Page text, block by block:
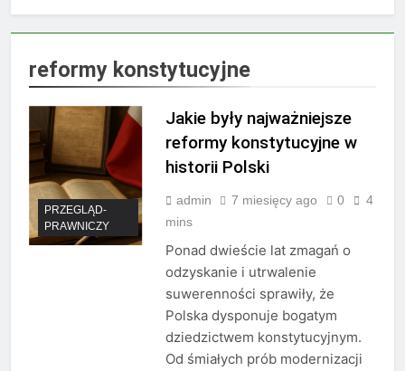
reformy konstytucyjne
PRZEGLĄD-
PRAWNICZY
Jakie były najważniejsze
reformy konstytucyjne w
historii Polski
admin 7 miesięcy ago 0
4
mins
Ponad dwieście lat zmagań o
odzyskanie i utrwalenie
suwerenności sprawiły, że
Polska dysponuje bogatym
dziedzictwem konstytucyjnym.
Od śmiałych prób modernizacji